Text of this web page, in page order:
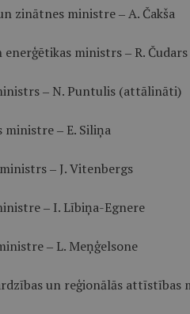
zinātnes ministre ‒ A. Čakša
ministrs ‒ R. Čudars
‒ N. Puntulis (attālināti)
ministre ‒ E. Siliņa
‒ J. Vitenbergs
‒ I. Lībiņa-Egnere
‒ L. Meņģelsone
un reģionālās attīstības